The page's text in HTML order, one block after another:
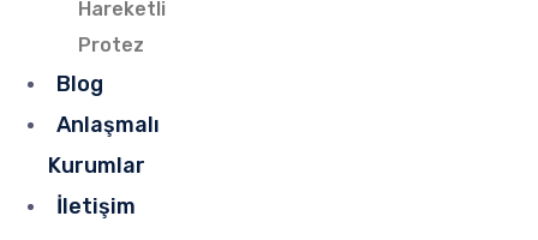
Hareketli
Protez
Blog
Anlaşmalı
Kurumlar
İletişim